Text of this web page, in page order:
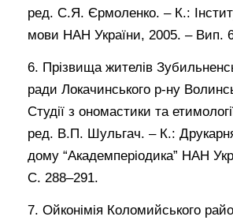
ред. С.Я. Єрмоленко. – К.:
мови НАН України, 2005. – Вип.
6. Прізвища жителів
ради Локачинського р-ну
Студії з ономастики та
ред. В.П. Шульгач. – К.:
дому “Академперіодика” НАН
С. 288–291.
7. Ойконімія Коломийського